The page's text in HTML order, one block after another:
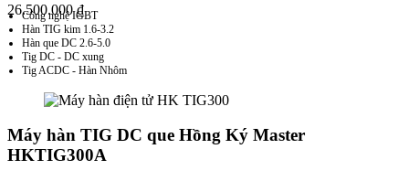
26.500.000₫
Công nghệ IGBT
Hàn TIG kim 1.6-3.2
Hàn que DC 2.6-5.0
Tig DC - DC xung
Tig ACDC - Hàn Nhôm
Máy hàn TIG DC que Hồng Ký Master
HKTIG300A